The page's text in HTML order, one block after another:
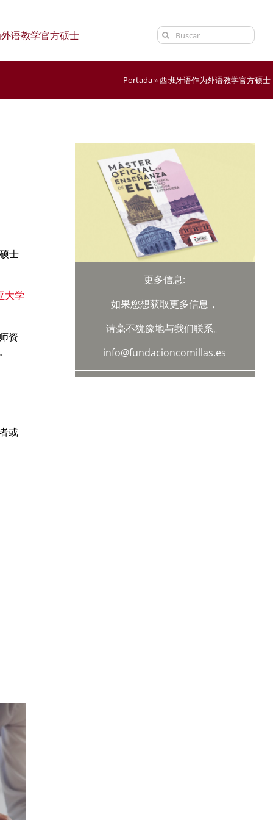
语教学官方硕士
Search
for:
Portada»西班牙语作为外语教学官方硕士
士
大学
资
或
更多信息:
如果您想获取更多信息，
请毫不犹豫地与我们联系。
info@fundacioncomillas.es